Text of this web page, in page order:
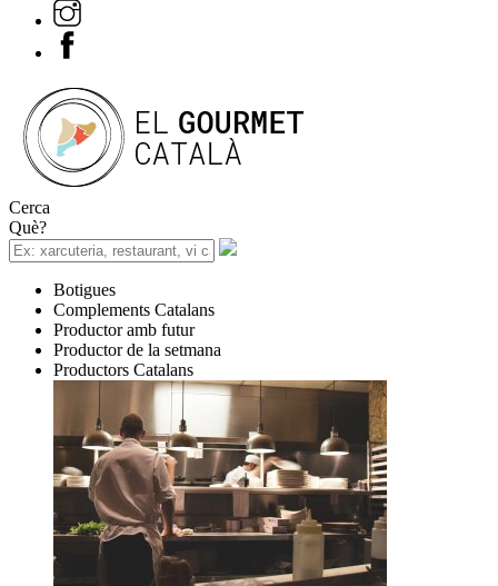
Cerca
Què?
Botigues
Complements Catalans
Productor amb futur
Productor de la setmana
Productors Catalans